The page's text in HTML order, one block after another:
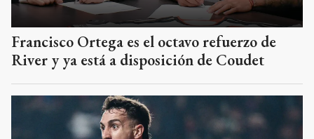
Francisco Ortega es el octavo refuerzo de
River y ya está a disposición de Coudet